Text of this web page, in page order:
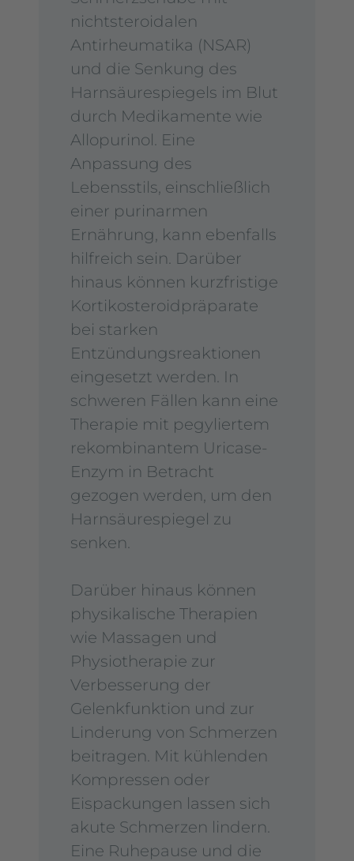
nichtsteroidalen
Antirheumatika (NSAR)
und die Senkung des
Harnsäurespiegels im Blut
durch Medikamente wie
Allopurinol. Eine
Anpassung des
Lebensstils, einschließlich
einer purinarmen
Ernährung, kann ebenfalls
hilfreich sein. Darüber
hinaus können kurzfristige
Kortikosteroidpräparate
bei starken
Entzündungsreaktionen
eingesetzt werden. In
schweren Fällen kann eine
Therapie mit pegyliertem
rekombinantem Uricase-
Enzym in Betracht
gezogen werden, um den
Harnsäurespiegel zu
senken.
Darüber hinaus können
physikalische Therapien
wie Massagen und
Physiotherapie zur
Verbesserung der
Gelenkfunktion und zur
Linderung von Schmerzen
beitragen. Mit kühlenden
Kompressen oder
Eispackungen lassen sich
akute Schmerzen lindern.
Eine Ruhepause und die